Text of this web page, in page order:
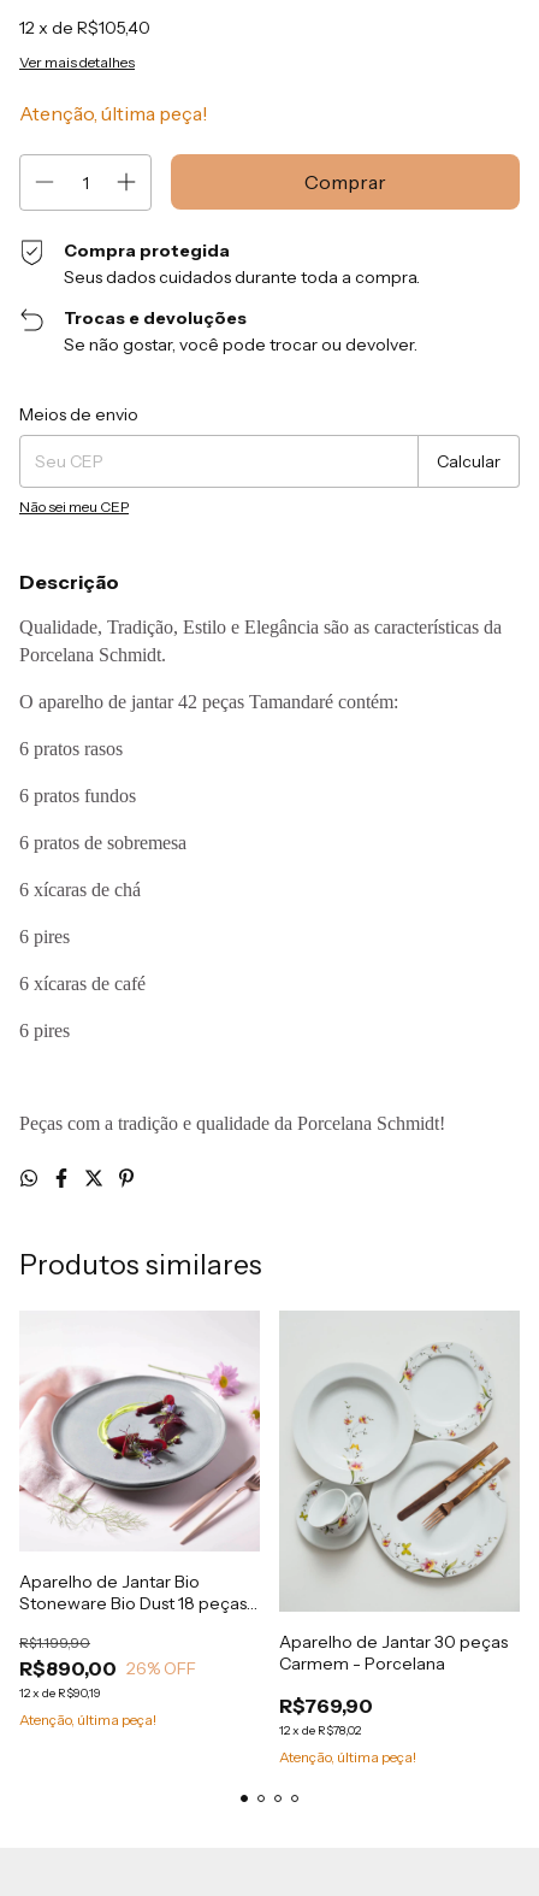
12x de R$105,40
Ver mais detalhes
Atenção, última peça!
Compra protegida
Seus dados cuidados durante toda a compra.
Trocas e devoluções
Se não gostar, você pode trocar ou devolver.
Entregas para o CEP:
Meios de envio
Calcular
Não sei meu CEP
Descrição
Qualidade, Tradição, Estilo e Elegância são as características da
Porcelana Schmidt.
O aparelho de jantar 42 peças Tamandaré contém:
6 pratos rasos
6 pratos fundos
6 pratos de sobremesa
6 xícaras de chá
6 pires
6 xícaras de café
6 pires
Peças com a tradição e qualidade da Porcelana Schmidt!
Produtos similares
Aparelho de Jantar Bio
Stoneware Bio Dust 18 peças
R$890,00
R$1.199,90
26% OFF
12x de R$90,19
Atenção, última peça!
Aparelho de Jantar 30 peças
Carmem - Porcelana
R$769,90
12x de R$78,02
Atenção, última peça!